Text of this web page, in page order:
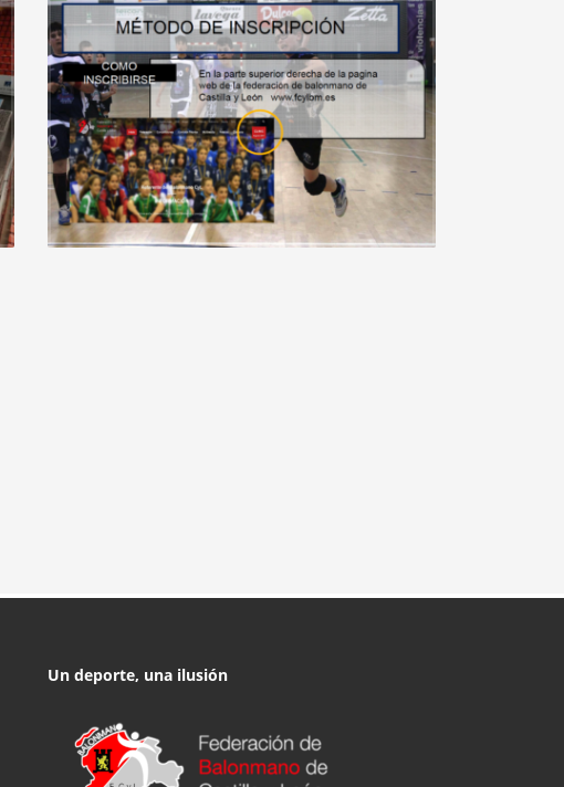
Un deporte, una ilusión